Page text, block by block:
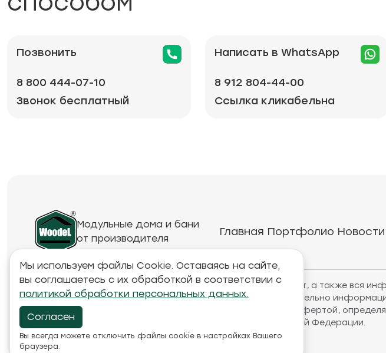
Позвонить
8 800 444-07-10
Звонок бесплатный
Написать в WhatsApp
8 912 804-44-00
Ссылка кликабельна
Модульные дома и бани
от производителя
Главная Портфолио Новости
Обращаем ваше внимание на то, что данный интернет-сайт, а также вся
товарах и ценах, предоставленная на нём, носит исключительно
характер и ни при каких условиях не является публичной офертой,
положениями Статьи 437 Гражданского кодекса Российской Федерации.
Мы используем файлы Cookie. Оставаясь на сайте,
вы соглашаетесь с их обработкой в соответствии с
политикой обработки персональных данных.
Согласен
Вы всегда можете отключить файлы cookie в настройках Вашего
браузера.